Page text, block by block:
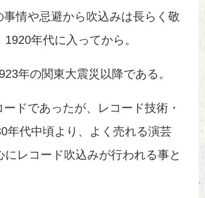
情や忌避から吹込みは長らく敬
年代に入ってから。
年の関東大震災以降である。
ドであったが、レコード技術・
年代中頃より、よく売れる演芸
レコード吹込みが行われる事と